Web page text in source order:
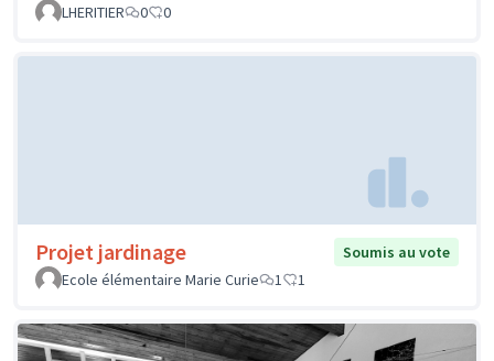
LHERITIER
0 0
Projet jardinage
Soumis au vote
Ecole élémentaire Marie Curie
1 1